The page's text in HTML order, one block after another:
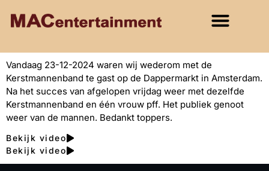
Vandaag 23-12-2024 waren wij wederom met de
Kerstmannenband te gast op de Dappermarkt in Amsterdam.
Na het succes van afgelopen vrijdag weer met dezelfde
Kerstmannenband en één vrouw pff. Het publiek genoot
weer van de mannen. Bedankt toppers.
Bekijk video
Bekijk video